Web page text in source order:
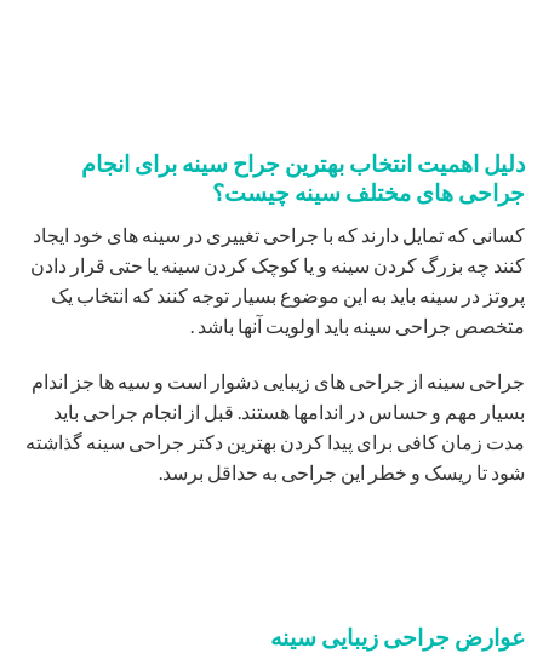
دلیل اهمیت انتخاب بهترین جراح سینه برای انجام
جراحی های مختلف سینه چیست؟
کسانی که تمایل دارند که با جراحی تغییری در سینه های خود ایجاد
کنند چه بزرگ کردن سینه و یا کوچک کردن سینه یا حتی قرار دادن
پروتز در سینه باید به این موضوع بسیار توجه کنند که انتخاب یک
متخصص جراحی سینه باید اولویت آنها باشد .
جراحی سینه از جراحی های زیبایی دشوار است و سیه ها جز اندام
بسیار مهم و حساس در اندامها هستند. قبل از انجام جراحی باید
مدت زمان کافی برای پیدا کردن بهترین دکتر جراحی سینه گذاشته
شود تا ریسک و خطر این جراحی به حداقل برسد.
عوارض جراحی زیبایی سینه